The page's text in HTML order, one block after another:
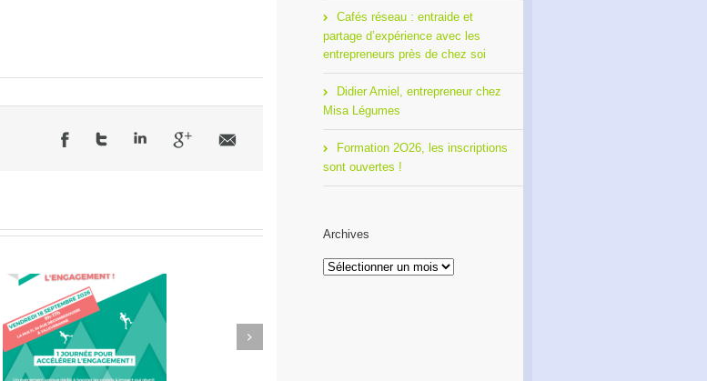
Didier Amiel, entrepreneur
chez Misa Légumes
Next
Cafés réseau : entraide et
partage d’expérience avec les
entrepreneurs près de chez soi
Didier Amiel, entrepreneur chez
Misa Légumes
Formation 2O26, les inscriptions
sont ouvertes !
Archives
Archives